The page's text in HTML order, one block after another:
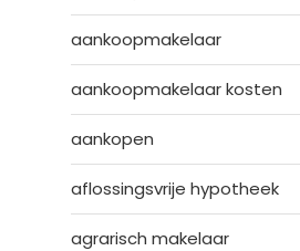
aankoopmakelaar
aankoopmakelaar kosten
aankopen
aflossingsvrije hypotheek
agrarisch makelaar